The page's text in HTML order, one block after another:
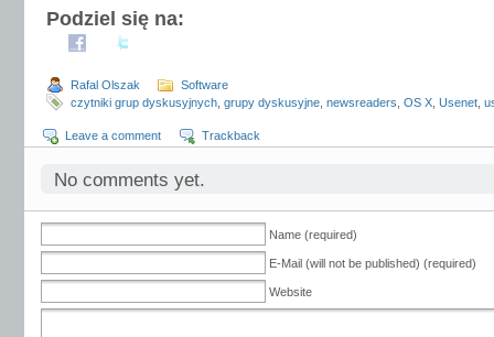
Podziel się na:
Rafal Olszak
Software
czytniki grup dyskusyjnych grupy dyskusyjne newsreaders OS X Usenet
Leave a comment Trackback
No comments yet.
Name (required)
E-Mail (will not be published) (required)
Website